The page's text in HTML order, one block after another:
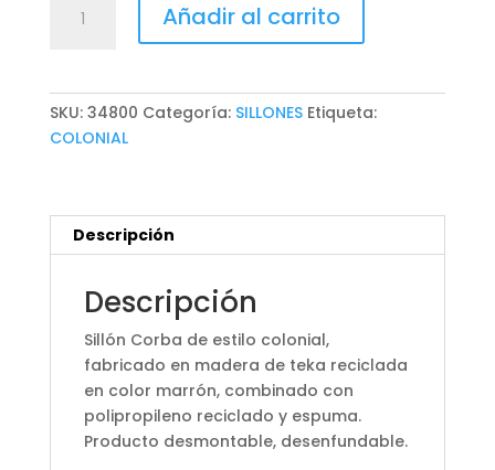
CORBA
Añadir al carrito
SKU: 34800 Categoría: SILLONES Etiqueta:
COLONIAL
Descripción
Descripción
Sillón Corba de estilo colonial,
fabricado en madera de teka reciclada
en color marrón, combinado con
polipropileno reciclado y espuma.
Producto desmontable, desenfundable.